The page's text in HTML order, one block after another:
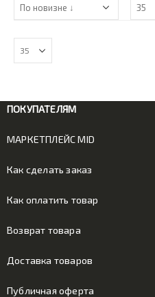
ПОКУПАТЕЛЯМ
МАРКЕТПЛЕЙС MID
Как сделать заказ
Как оплатить товар
Возврат товара
Доставка товаров
Публичная оферта